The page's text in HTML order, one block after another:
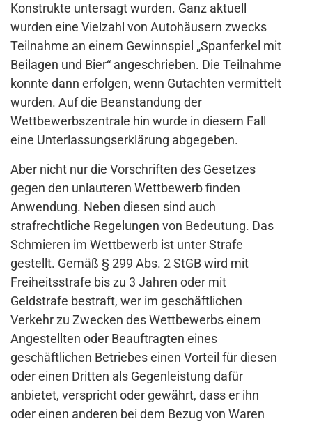
Konstrukte untersagt wurden. Ganz aktuell
wurden eine Vielzahl von Autohäusern zwecks
Teilnahme an einem Gewinnspiel „Spanferkel mit
Beilagen und Bier“ angeschrieben. Die Teilnahme
konnte dann erfolgen, wenn Gutachten vermittelt
wurden. Auf die Beanstandung der
Wettbewerbszentrale hin wurde in diesem Fall
eine Unterlassungserklärung abgegeben.
Aber nicht nur die Vorschriften des Gesetzes
gegen den unlauteren Wettbewerb finden
Anwendung. Neben diesen sind auch
strafrechtliche Regelungen von Bedeutung. Das
Schmieren im Wettbewerb ist unter Strafe
gestellt. Gemäß § 299 Abs. 2 StGB wird mit
Freiheitsstrafe bis zu 3 Jahren oder mit
Geldstrafe bestraft, wer im geschäftlichen
Verkehr zu Zwecken des Wettbewerbs einem
Angestellten oder Beauftragten eines
geschäftlichen Betriebes einen Vorteil für diesen
oder einen Dritten als Gegenleistung dafür
anbietet, verspricht oder gewährt, dass er ihn
oder einen anderen bei dem Bezug von Waren